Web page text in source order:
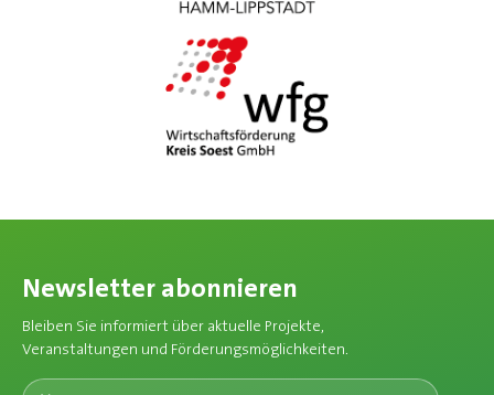
Newsletter abonnieren
Bleiben Sie informiert über aktuelle Projekte,
Veranstaltungen und Förderungsmöglichkeiten.​